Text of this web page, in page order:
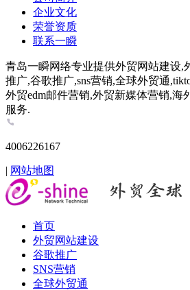
企业文化
荣誉资质
联系一瞬
青岛一瞬网络专业提供外贸网站建设,
推广,谷歌推广,sns营销,全球外贸通
外贸edm邮件营销,外贸新媒体营销,海
服务.
4006226167
| 网站地图
首页
外贸网站建设
谷歌推广
SNS营销
全球外贸通